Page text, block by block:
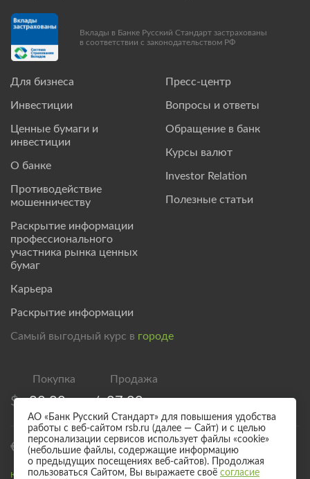
Для бизнеса
Инвестиции
Ценные бумаги и
инвестиции
О банке
Противодействие
мошенничеству
Раскрытие информации
профессионального
участника рынка ценных
бумаг
Карьера
Раскрытие информации
Пресс-центр
Вопросы и ответы
Обращение в банк
Курсы валют
Investor Relation
Полезные статьи
Вклады в Банке Русский Стандарт застрахованы
в соответствии с законодательством РФ
Самый выгодный курс в городе
$ 82,00 / 87,00
€ 94,00 / 99,00
Курс валют для безналичного обмена
АО «Банк Русский Стандарт» для повышения удобства
работы с веб-сайтом rsb.ru (далее — Сайт) и с целью
персонализации сервисов использует файлы «cookie»
(небольшие файлы, содержащие информацию
о предыдущих посещениях веб-сайтов). Продолжая
пользоваться Сайтом, Вы выражаете своё согласие